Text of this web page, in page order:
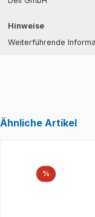
Hinweise
Weiterführende
Ähnliche Artikel
%Rabatt